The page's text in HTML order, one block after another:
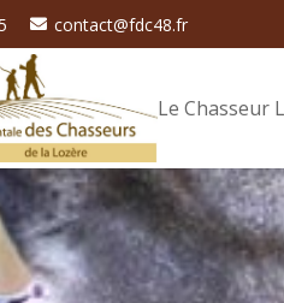
contact@fdc48.fr
Le Chasseur